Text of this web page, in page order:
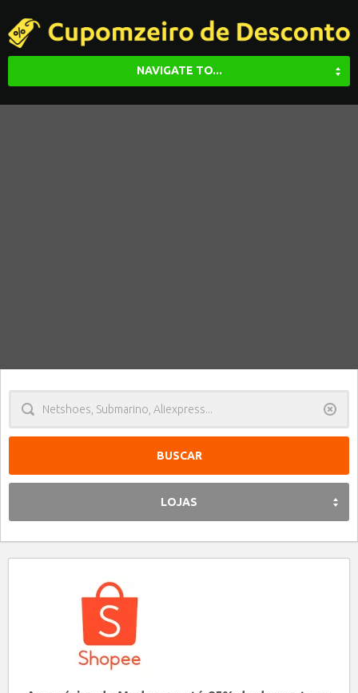
NAVIGATE TO...
LOJAS